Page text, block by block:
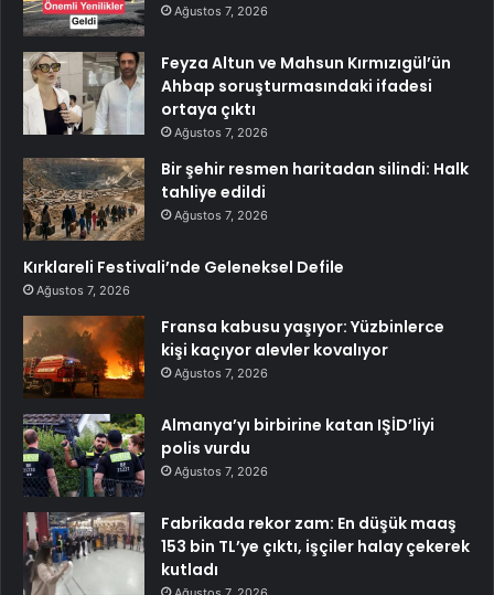
Ağustos 7, 2026
Feyza Altun ve Mahsun Kırmızıgül’ün
Ahbap soruşturmasındaki ifadesi
ortaya çıktı
Ağustos 7, 2026
Bir şehir resmen haritadan silindi: Halk
tahliye edildi
Ağustos 7, 2026
Kırklareli Festivali’nde Geleneksel Defile
Ağustos 7, 2026
Fransa kabusu yaşıyor: Yüzbinlerce
kişi kaçıyor alevler kovalıyor
Ağustos 7, 2026
Almanya’yı birbirine katan IŞİD’liyi
polis vurdu
Ağustos 7, 2026
Fabrikada rekor zam: En düşük maaş
153 bin TL’ye çıktı, işçiler halay çekerek
kutladı